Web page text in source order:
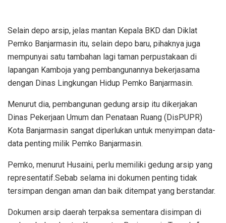
Selain depo arsip, jelas mantan Kepala BKD dan Diklat
Pemko Banjarmasin itu, selain depo baru, pihaknya juga
mempunyai satu tambahan lagi taman perpustakaan di
lapangan Kamboja yang pembangunannya bekerjasama
dengan Dinas Lingkungan Hidup Pemko Banjarmasin.
Menurut dia, pembangunan gedung arsip itu dikerjakan
Dinas Pekerjaan Umum dan Penataan Ruang (DisPUPR)
Kota Banjarmasin sangat diperlukan untuk menyimpan data-
data penting milik Pemko Banjarmasin.
Pemko, menurut Husaini, perlu memiliki gedung arsip yang
representatif.Sebab selama ini dokumen penting tidak
tersimpan dengan aman dan baik ditempat yang berstandar.
Dokumen arsip daerah terpaksa sementara disimpan di